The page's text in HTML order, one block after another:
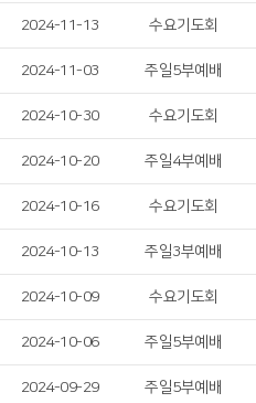
2024-11-13 수요기도회
2024-11-03 주일5부예배
2024-10-30 수요기도회
2024-10-20 주일4부예배
2024-10-16 수요기도회
2024-10-13 주일3부예배
2024-10-09 수요기도회
2024-10-06 주일5부예배
2024-09-29 주일5부예배